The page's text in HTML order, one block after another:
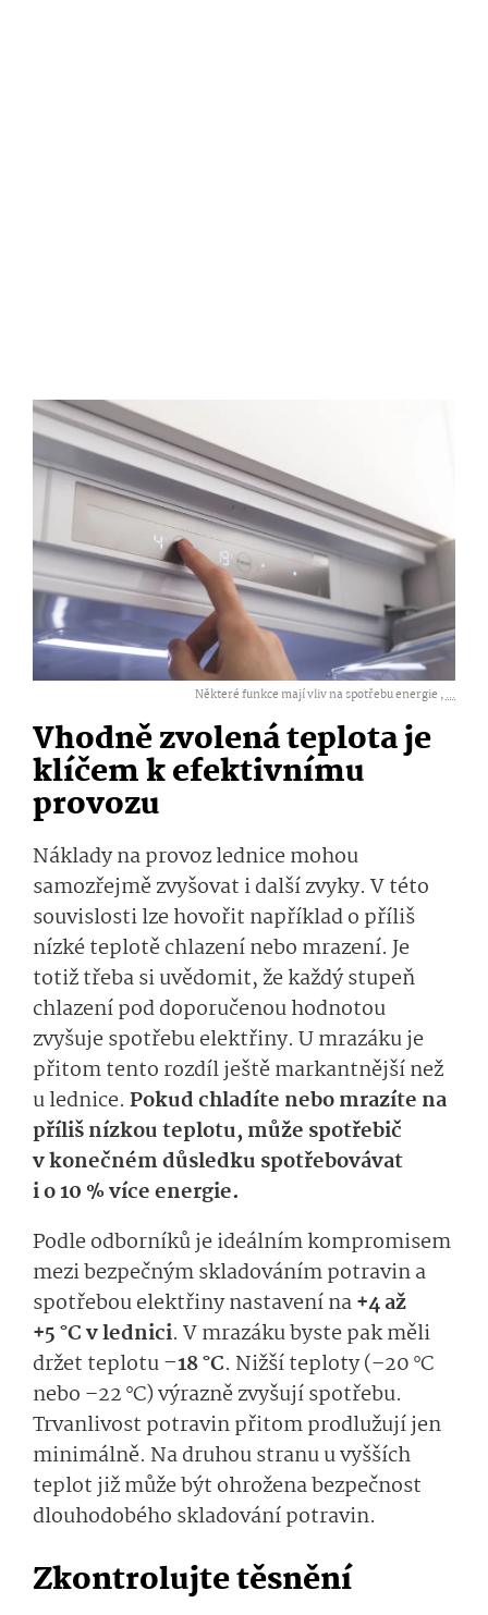
Některé funkce mají vliv na spotřebu energie ,...
Vhodně zvolená teplota je
klíčem k efektivnímu
provozu
Náklady na provoz lednice mohou
samozřejmě zvyšovat i další zvyky. V této
souvislosti lze hovořit například o příliš
nízké teplotě chlazení nebo mrazení. Je
totiž třeba si uvědomit, že každý stupeň
chlazení pod doporučenou hodnotou
zvyšuje spotřebu elektřiny. U mrazáku je
přitom tento rozdíl ještě markantnější než
u lednice. Pokud chladíte nebo mrazíte na
příliš nízkou teplotu, může spotřebič
v konečném důsledku spotřebovávat
i o 10 % více energie.
Podle odborníků je ideálním kompromisem
mezi bezpečným skladováním potravin a
spotřebou elektřiny nastavení na+4 až
+5 °C v lednici. V mrazáku byste pak měli
držet teplotu–18 °C. Nižší teploty (–20 °C
nebo –22 °C) výrazně zvyšují spotřebu.
Trvanlivost potravin přitom prodlužují jen
minimálně. Na druhou stranu u vyšších
teplot již může být ohrožena bezpečnost
dlouhodobého skladování potravin.
Zkontrolujte těsnění